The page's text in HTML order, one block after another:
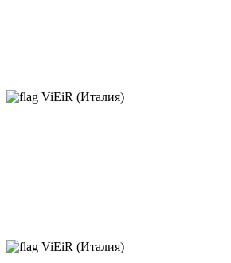
ViEiR (Италия)
ViEiR (Италия)